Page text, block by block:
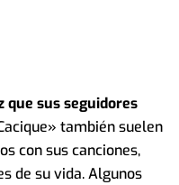
que sus seguidores
también suelen
con sus canciones,
de su vida. Algunos